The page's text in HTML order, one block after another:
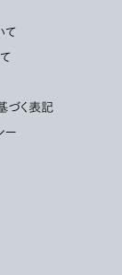
て
づく表記
ー